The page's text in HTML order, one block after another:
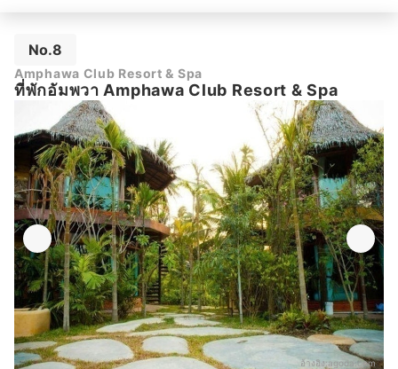
No.8
Amphawa Club Resort & Spa
ที่พักอัมพวา Amphawa Club Resort & Spa
อ้างอิง:agoda.com